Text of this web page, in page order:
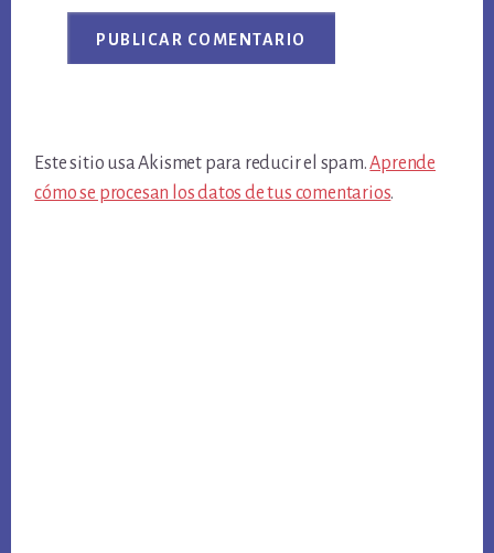
Este sitio usa Akismet para reducir el spam.Aprende
cómo se procesan los datos de tus comentarios.